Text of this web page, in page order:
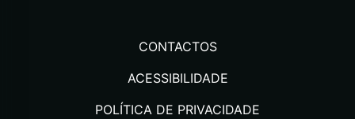
CONTACTOS
ACESSIBILIDADE
POLÍTICA DE PRIVACIDADE